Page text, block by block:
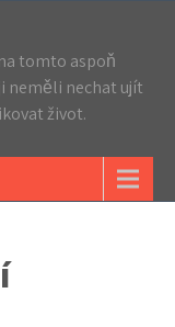
tomto aspoň
neměli nechat ujít
život.